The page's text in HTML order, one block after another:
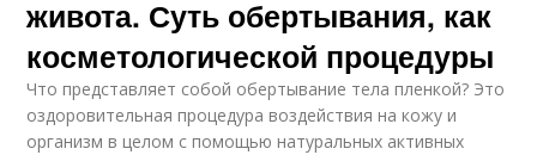
живота. Суть обертывания, как
косметологической процедуры
Что представляет собой обертывание тела пленкой? Это
оздоровительная процедура воздействия на кожу и
организм в целом с помощью натуральных активных